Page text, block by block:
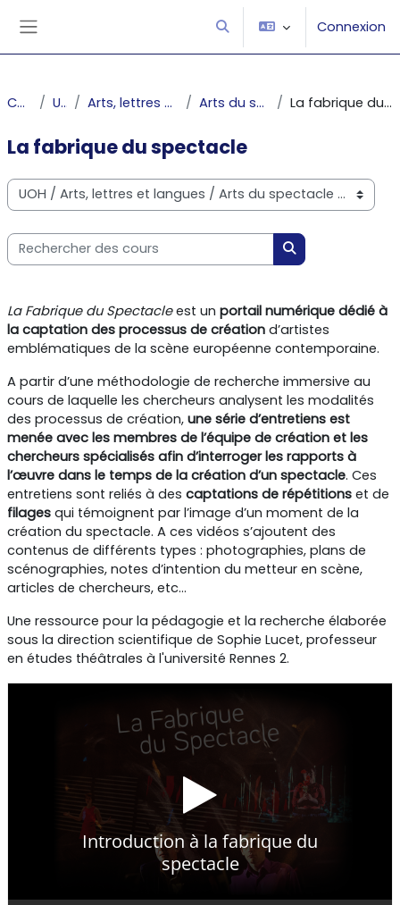
Activer/désactiver la saisie
Connexion
Cours UOH Arts, lettres et langues Arts du spectacle La fabrique du spectacle
La fabrique du spectacle
Catégories de cours
Rechercher des cours
Rechercher des
La Fabrique du Spectacleest un portail numérique dédié à
la captation des processus de création d’artistes
emblématiques de la scène européenne contemporaine.
A partir d’une méthodologie de recherche immersive au
cours de laquelle les chercheurs analysent les modalités
des processus de création, une série d’entretiens est
menée avec les membres de l’équipe de création et les
chercheurs spécialisés afin d’interroger les rapports à
l’œuvre dans le temps de la création d’un spectacle. Ces
entretiens sont reliés à des captations de répétitions et de
filages qui témoignent par l’image d’un moment de la
création du spectacle. A ces vidéos s’ajoutent des
contenus de différents types : photographies, plans de
scénographies, notes d’intention du metteur en scène,
articles de chercheurs, etc...
Une ressource pour la pédagogie et la recherche élaborée
sous la direction scientifique de Sophie Lucet, professeur
en études théâtrales à l'université Rennes 2.